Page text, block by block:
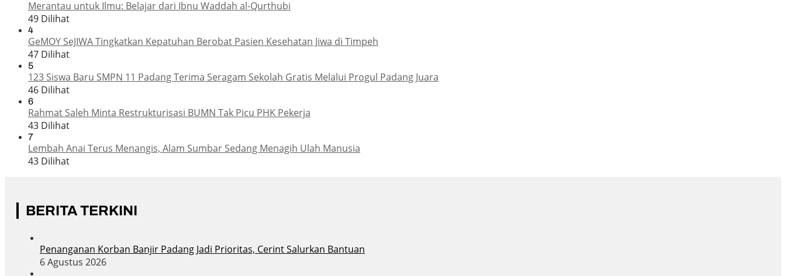
Merantau untuk Ilmu: Belajar dari Ibnu Waddah al-Qurthubi
49 Dilihat
4
GeMOY SeJIWA Tingkatkan Kepatuhan Berobat Pasien Kesehatan Jiwa di Timpeh
47 Dilihat
5
123 Siswa Baru SMPN 11 Padang Terima Seragam Sekolah Gratis Melalui Progul Padang Juara
46 Dilihat
6
Rahmat Saleh Minta Restrukturisasi BUMN Tak Picu PHK Pekerja
43 Dilihat
7
Lembah Anai Terus Menangis, Alam Sumbar Sedang Menagih Ulah Manusia
43 Dilihat
BERITA TERKINI
Penanganan Korban Banjir Padang Jadi Prioritas, Cerint Salurkan Bantuan
6 Agustus 2026